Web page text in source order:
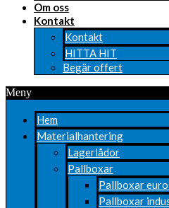
Om oss
Kontakt
Kontakt
HITTA HIT
Begär offert
Meny
Hem
Materialhantering
Lagerlådor
Pallboxar
Pallboxar
Pallboxar